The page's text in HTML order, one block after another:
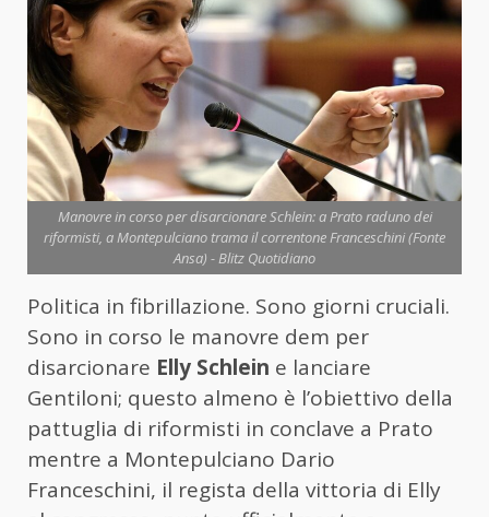
Manovre in corso per disarcionare Schlein: a Prato raduno dei
riformisti, a Montepulciano trama il correntone Franceschini (Fonte
Ansa) - Blitz Quotidiano
Politica in fibrillazione. Sono giorni cruciali.
Sono in corso le manovre dem per
disarcionare Elly Schlein e lanciare
Gentiloni; questo almeno è l’obiettivo della
pattuglia di riformisti in conclave a Prato
mentre a Montepulciano Dario
Franceschini, il regista della vittoria di Elly